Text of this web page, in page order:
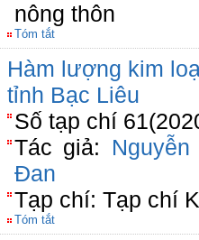
nông thôn
Tóm tắt
Hàm lượng kim
tỉnh Bạc Liêu
Số tạp chí
Tác giả:
Đan
Tạp chí: Tạp chí
Tóm tắt